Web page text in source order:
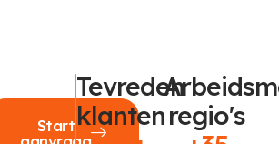
Start
Tevreden
klantenregio's